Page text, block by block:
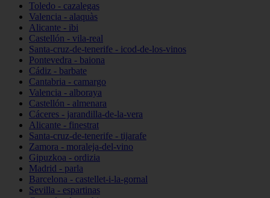
Toledo - cazalegas
Valencia - alaquàs
Alicante - ibi
Castellón - vila-real
Santa-cruz-de-tenerife - icod-de-los-vinos
Pontevedra - baiona
Cádiz - barbate
Cantabria - camargo
Valencia - alboraya
Castellón - almenara
Cáceres - jarandilla-de-la-vera
Alicante - finestrat
Santa-cruz-de-tenerife - tijarafe
Zamora - moraleja-del-vino
Gipuzkoa - ordizia
Madrid - parla
Barcelona - castellet-i-la-gornal
Sevilla - espartinas